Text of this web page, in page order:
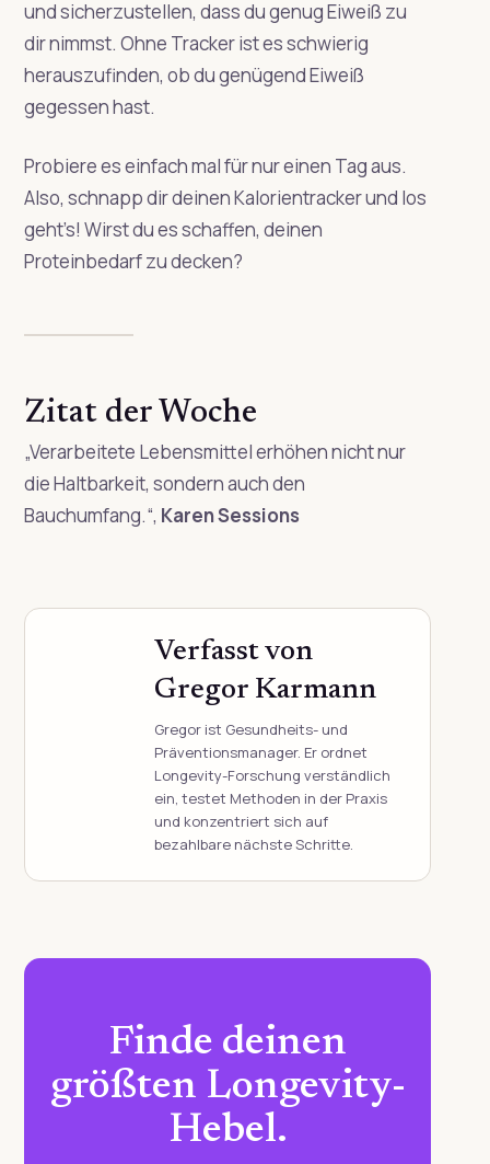
und sicherzustellen, dass du genug Eiweiß zu
dir nimmst. Ohne Tracker ist es schwierig
herauszufinden, ob du genügend Eiweiß
gegessen hast.
Probiere es einfach mal für nur einen Tag aus.
Also, schnapp dir deinen Kalorientracker und los
geht’s! Wirst du es schaffen, deinen
Proteinbedarf zu decken?
Zitat der Woche
„Verarbeitete Lebensmittel erhöhen nicht nur
die Haltbarkeit, sondern auch den
Bauchumfang.“, Karen Sessions
Verfasst von
Gregor Karmann
Gregor ist Gesundheits- und
Präventionsmanager. Er ordnet
Longevity-Forschung verständlich
ein, testet Methoden in der Praxis
und konzentriert sich auf
bezahlbare nächste Schritte.
Finde deinen
größten Longevity-
Hebel.